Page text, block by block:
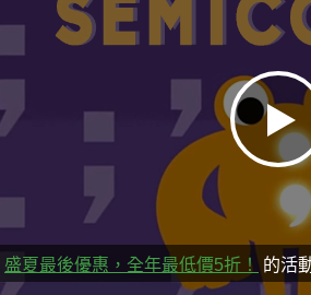
盛夏最後優惠，全年最低價5折！ 的活